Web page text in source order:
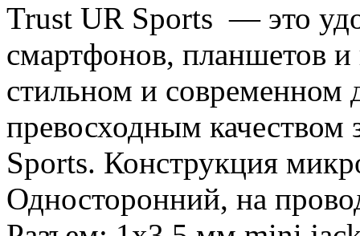
Trust UR Sports — это
смартфонов, планшетов
стильном и современном
превосходным
Sports. Конструкция
Односторонний, на